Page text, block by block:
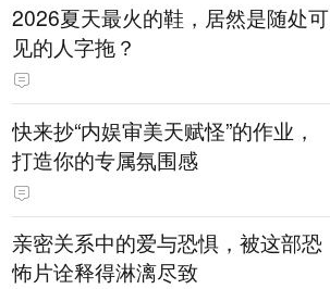
2026夏天最火的鞋，居然是随处可
见的人字拖？
快来抄“内娱审美天赋怪”的作业，
打造你的专属氛围感
亲密关系中的爱与恐惧，被这部恐
怖片诠释得淋漓尽致